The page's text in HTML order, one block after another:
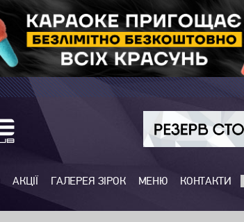
АКЦІЇ ГАЛЕРЕЯ ЗІРОК МЕНЮ КОНТАКТИ